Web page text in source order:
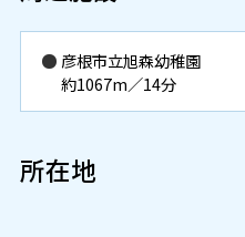
彦根市立旭森幼稚園
約1067m／14分
所在地